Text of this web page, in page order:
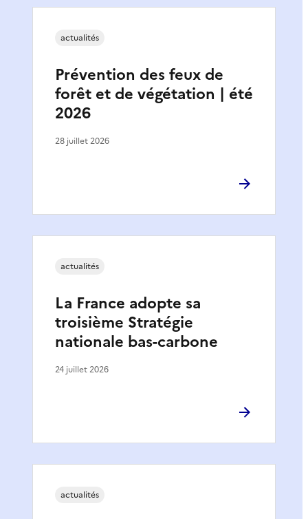
Prévention des feux de
forêt et de végétation | été
2026
actualités
28 juillet 2026
La France adopte sa
troisième Stratégie
nationale bas-carbone
actualités
24 juillet 2026
actualités